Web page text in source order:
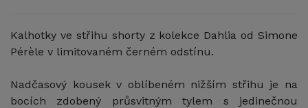
Kalhotky ve střihu shorty z kolekce Dahlia od Simone
Pérèle v limitovaném černém odstínu.
Nadčasový kousek v oblíbeném nižším střihu je na
bocích zdobený průsvitným tylem s jedinečnou